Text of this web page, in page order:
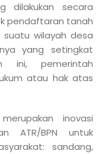
dilakukan secara
pendaftaran tanah
wilayah desa
yang setingkat
ini, pemerintah
atau hak atas
inovasi
ATR/BPN untuk
sandang,